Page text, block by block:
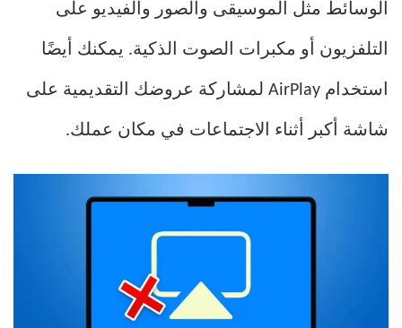
الوسائط مثل الموسيقى والصور والفيديو على
التلفزيون أو مكبرات الصوت الذكية. يمكنك أيضًا
استخدام AirPlay لمشاركة عروضك التقديمية على
شاشة أكبر أثناء الاجتماعات في مكان عملك.